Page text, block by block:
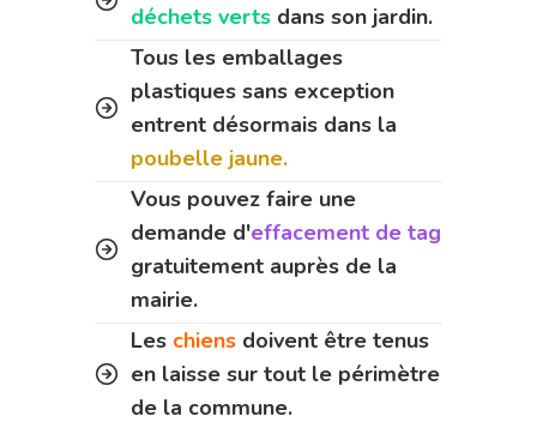
déchets verts dans son jardin.
Tous les emballages
plastiques sans exception
entrent désormais dans la
poubelle jaune.
Vous pouvez faire une
demande d'effacement de tag
gratuitement auprès de la
mairie.
Les chiens doivent être tenus
en laisse sur tout le périmètre
de la commune.